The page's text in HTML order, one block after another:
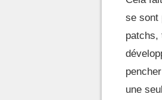
se sont
patchs,
une